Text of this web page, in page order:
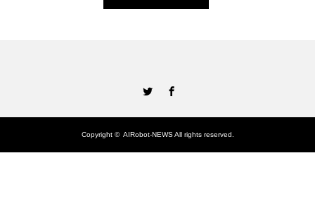
Copyright © AIRobot-NEWSAll rights reserved.